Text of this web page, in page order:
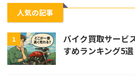
人気の記事
1
バイク買取サービ
すめランキング5選